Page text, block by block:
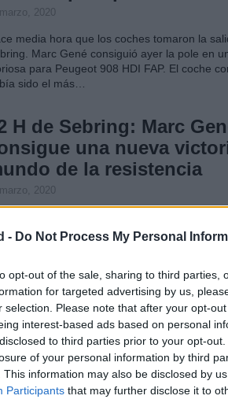
- Do Not Process My Personal
opt-out of the sale, sharing to third parties,
for targeted advertising by us,
selection. Please note that after your opt-
interest-based ads based on personal
to third parties prior to your opt-
of your personal information by third
This information may also be disclosed by
Participants that may further disclose it to
2020
media hora que los coches tomaron la
Marc Gené consiguió ayer la pole en
para Peugeot 908 HDI FAP. El coche
sido el más…
H de Sebring: Marc
una nueva
de la resistencia
2020
hacía pensar que una carrera en la que
por encima de todo pero un problema
convertirá una
una fábrica de diésel
2020
de que les llegue el final a los coches con
quizá podríamos llegar a ver una
a sus carburantes. Además de los